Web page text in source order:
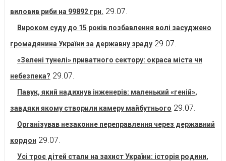
виловив риби на 99892 грн. 29.07.
Вироком суду до 15 років позбавлення волі засуджено
громадянина України за державну зраду 29.07.
«Зелені тунелі» приватного сектору: окраса міста чи
небезпека? 29.07.
Павук, який надихнув інженерів: маленький «геній»,
завдяки якому створили камеру майбутнього 29.07.
Організував незаконне переправлення через державний
кордон 29.07.
Усі троє дітей стали на захист України: історія родини,